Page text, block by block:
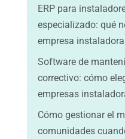
ERP para
especializado: qué
empresa instaladora
Software de
correctivo: cómo
empresas
Cómo gestionar el
comunidades